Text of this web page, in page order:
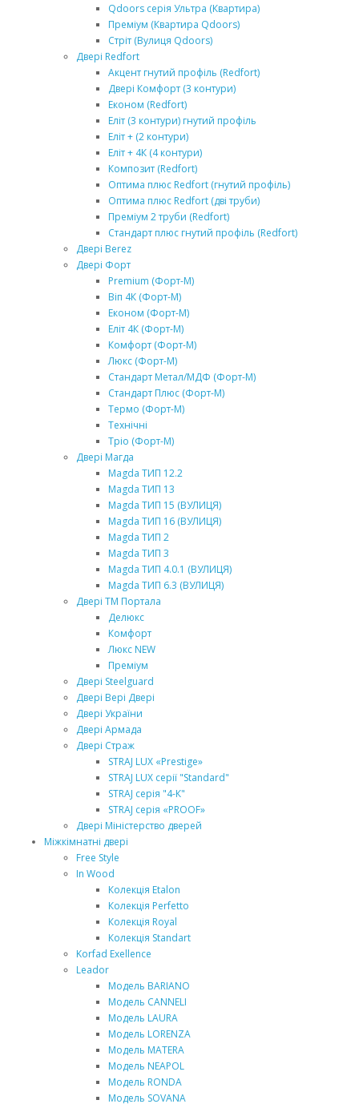
Qdoors серія Ультра (Квартира)
Преміум (Квартира Qdoors)
Стріт (Вулиця Qdoors)
Двері Redfort
Акцент гнутий профіль (Redfort)
Двері Комфорт (3 контури)
Економ (Redfort)
Еліт (3 контури) гнутий профіль
Еліт + (2 контури)
Еліт + 4К (4 контури)
Композит (Redfort)
Оптима плюс Redfort (гнутий профіль)
Оптима плюс Redfort (дві труби)
Преміум 2 труби (Redfort)
Стандарт плюс гнутий профіль (Redfort)
Двері Berez
Двері Форт
Premium (Форт-М)
Віп 4К (Форт-М)
Економ (Форт-М)
Еліт 4К (Форт-М)
Комфорт (Форт-М)
Люкс (Форт-М)
Стандарт Метал/МДФ (Форт-М)
Стандарт Плюс (Форт-М)
Термо (Форт-М)
Технічні
Тріо (Форт-М)
Двері Магда
Magda ТИП 12.2
Magda ТИП 13
Magda ТИП 15 (ВУЛИЦЯ)
Magda ТИП 16 (ВУЛИЦЯ)
Magda ТИП 2
Magda ТИП 3
Magda ТИП 4.0.1 (ВУЛИЦЯ)
Magda ТИП 6.3 (ВУЛИЦЯ)
Двері ТМ Портала
Делюкс
Комфорт
Люкс NEW
Преміум
Двері Steelguard
Двері Вері Двері
Двері України
Двері Армада
Двері Страж
STRAJ LUX «Prestige»
STRAJ LUX серії "Standard"
STRAJ серія "4-К"
STRAJ серія «PROOF»
Двері Міністерство дверей
Міжкімнатні двері
Free Style
In Wood
Колекція Etalon
Колекція Perfetto
Колекція Royal
Колекція Standart
Korfad Exellence
Leador
Модель BARIANO
Модель CANNELI
Модель LAURA
Модель LORENZA
Модель MATERA
Модель NEAPOL
Модель RONDA
Модель SOVANA